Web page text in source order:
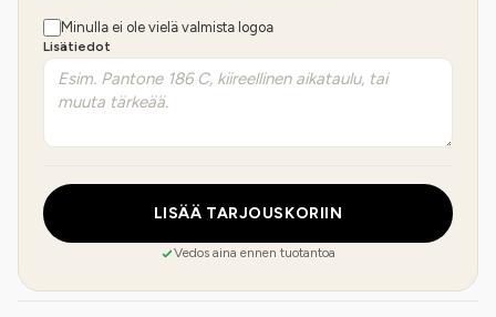
Minulla ei ole vielä valmista logoa
Lisätiedot
LISÄÄ TARJOUSKORIIN
Vedos aina ennen tuotantoa